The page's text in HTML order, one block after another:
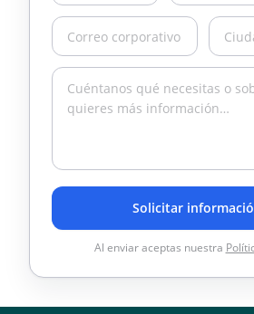
Solicitar
Al enviar aceptas nuestra